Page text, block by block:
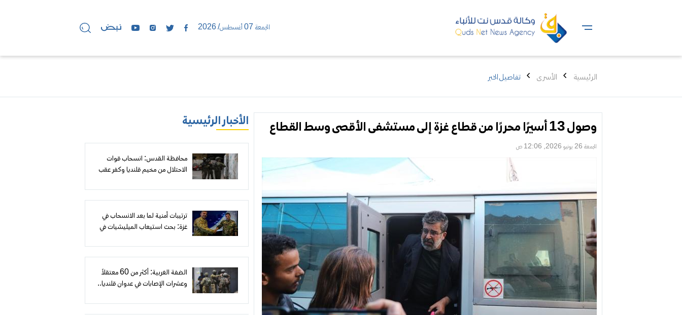
الجمعة 07 أغسطس/ 2026
الرئيسية الأسرى تفاصيل الخبر
وصول 13 أسيرًا محررًا من قطاع غزة إلى مستشفى الأقصى وسط القطاع
الجمعة 26 يونيو 2026, 12:06 ص
الأخبار الرئيسية
محافظة القدس: انسحاب قوات
الاحتلال من مخيم قلنديا وكفر عقب
انتهاكات جسيمة
ترتيبات أمنية لما بعد الانسحاب في
غزة: بحث استيعاب الميليشيات في
الضفة الغربية: أكثر من 60 معتقلاً
وعشرات الإصابات في عدوان قلنديا..
المستعمرين